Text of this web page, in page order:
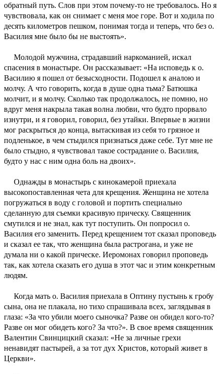
обратный путь. Слов при этом почему-то не требовалось. Но я
чувствовала, как он снимает с меня мое горе. Вот и ходила по
десять километров пешком, понимая тогда и теперь, что без о.
Василия мне было бы не выстоять».
Молодой мужчина, страдавший наркоманией, искал
спасения в монастыре. Он рассказывает: «На исповедь к о.
Василию я пошел от безысходности. Подошел к аналою и
молчу. А что говорить, когда в душе одна тьма? Батюшка
молчит, и я молчу. Сколько так продолжалось, не помню, но
вдруг меня накрыла такая волна любви, что будто прорвало
изнутри, и я говорил, говорил, без утайки. Впервые в жизни
мог раскрыться до конца, вытаскивая из себя то грязное и
подленькое, в чем стыдился признаться даже себе. Тут мне не
было стыдно, я чувствовал такое сострадание о. Василия,
будто у нас с ним одна боль на двоих».
Однажды в монастырь с кинокамерой приехала
высокопоставленная чета для крещения. Женщина не хотела
погружаться в воду с головой и портить специально
сделанную для съемки красивую прическу. Священник
смутился и не знал, как тут поступить. Он попросил о.
Василия его заменить. Перед крещением тот сказал проповедь
и сказал ее так, что женщина была растрогана, и уже не
думала ни о какой прическе. Иеромонах говорил проповедь
так, как хотела сказать его душа в этот час и этим конкретным
людям.
Когда мать о. Василия приехала в Оптину пустынь к гробу
сына, она не плакала, но тихо спрашивала всех, заглядывая в
глаза: «За что убили моего сыночка? Разве он обидел кого-то?
Разве он мог обидеть кого? За что?». В свое время священник
Валентин Свинцицкий сказал: «Не за личные грехи
ненавидят пастырей, а за тот дух Христов, который живет в
Церкви».